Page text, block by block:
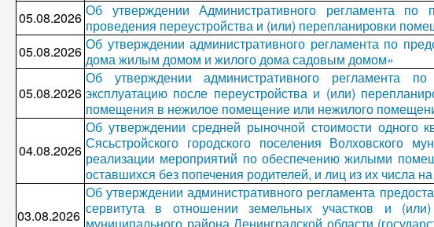
05.08.2026 Об утверждении Административного регламента по
проведения переустройства и (или) перепланировки
05.08.2026 Об утверждении административного регламента по
дома жилым домом и жилого дома садовым домом»
05.08.2026
Об утверждении административного регламента
эксплуатацию после переустройства и (или)
помещения в нежилое помещение или нежилого
04.08.2026
Об утверждении средней рыночной стоимости одного
Сясьстройского городского поселения Волховского
реализации мероприятий по обеспечению жилыми
оставшихся без попечения родителей, и лиц из их числа
03.08.2026
Об утверждении административного регламента
сервитута в отношении земельных участков и